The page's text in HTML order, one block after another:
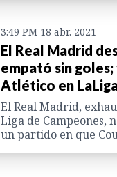
3:49 PM 18 abr. 2021
El Real Madrid
empató sin
Atlético en
El Real Madrid,
Liga de Campeones,
un partido en que